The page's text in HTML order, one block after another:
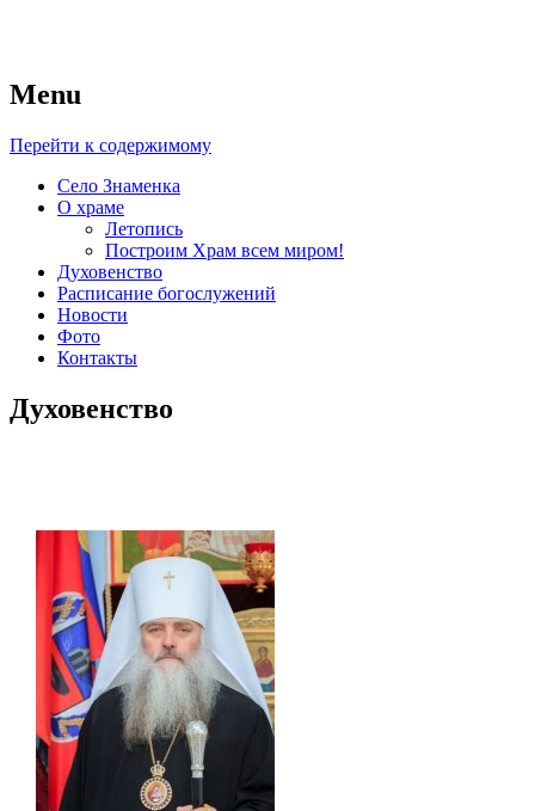
Божией Матери “Знамение”
Menu
Перейти к содержимому
Село Знаменка
О храме
Летопись
Построим Храм всем миром!
Духовенство
Расписание богослужений
Новости
Фото
Контакты
Духовенство